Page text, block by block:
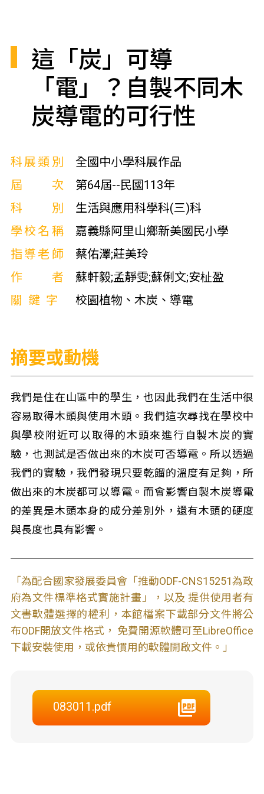
這「炭」可導
「電」？自製不同木
炭導電的可行性
科展類別
全國中小學科展作品
屆次
第64屆--民國113年
科別
生活與應用科學科(三)科
學校名稱
嘉義縣阿里山鄉新美國民小學
指導老師
蔡佑澤;莊美玲
作者
蘇軒毅;孟靜雯;蘇俐文;安杫盈
關鍵字
校園植物、木炭、導電
摘要或動機
我們是住在山區中的學生，也因此我們在生活中很
容易取得木頭與使用木頭。我們這次尋找在學校中
與學校附近可以取得的木頭來進行自製木炭的實
驗，也測試是否做出來的木炭可否導電。所以透過
我們的實驗，我們發現只要乾餾的溫度有足夠，所
做出來的木炭都可以導電。而會影響自製木炭導電
的差異是木頭本身的成分差別外，還有木頭的硬度
與長度也具有影響。
「為配合國家發展委員會「推動ODF-CNS15251為政
府為文件標準格式實施計畫」，以及 提供使用者有
文書軟體選擇的權利，本館檔案下載部分文件將公
布ODF開放文件格式， 免費開源軟體可至LibreOffice
下載安裝使用，或依貴慣用的軟體開啟文件。」
083011.pdf